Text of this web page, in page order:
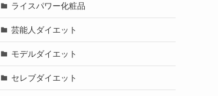
ライスパワー化粧品
芸能人ダイエット
モデルダイエット
セレブダイエット